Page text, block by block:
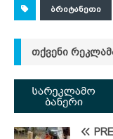
ᲑᲠᲘᲢᲐᲜᲔᲗᲘ
ᲗᲥᲕᲔᲜᲘ